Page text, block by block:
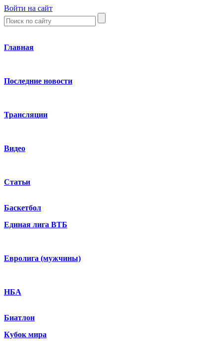
Войти на сайт
Главная
Последние новости
Трансляции
Видео
Статьи
Баскетбол
Единая лига ВТБ
Евролига (мужчины)
НБА
Биатлон
Кубок мира